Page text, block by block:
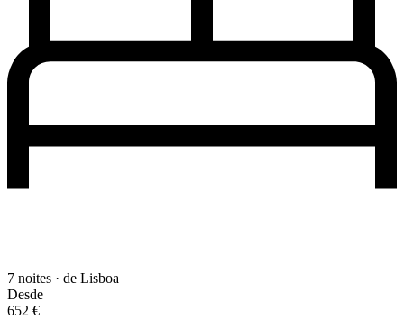
7 noites · de Lisboa
Desde
652 €